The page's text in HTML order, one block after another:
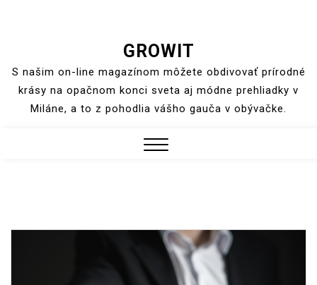
content
GROWIT
S našim on-line magazínom môžete obdivovať prírodné
krásy na opačnom konci sveta aj módne prehliadky v
Miláne, a to z pohodlia vášho gauča v obývačke.